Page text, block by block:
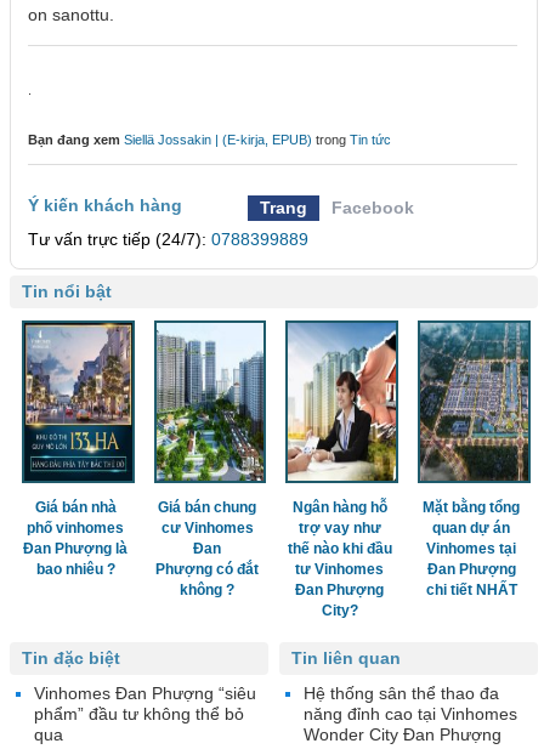
on sanottu.
Bạn đang xem Siellä Jossakin | (E-kirja, EPUB) trong Tin tức
Ý kiến khách hàng Trang
Facebook
Tư vấn trực tiếp (24/7): 0788399889
Tin nổi bật
Giá bán nhà
phố vinhomes
Đan Phượng là
bao nhiêu ?
Giá bán chung
cư Vinhomes
Đan
Phượng có đắt
không ?
Ngân hàng hỗ
trợ vay như
thế nào khi đầu
tư Vinhomes
Đan Phượng
City?
Mặt bằng tổng
quan dự án
Vinhomes tại
Đan Phượng
chi tiết NHẤT
Tin liên quan
Hệ thống sân thể thao đa
năng đỉnh cao tại Vinhomes
Wonder City Đan Phượng
Tin đặc biệt
Vinhomes Đan Phượng “siêu
phẩm” đầu tư không thể bỏ
qua